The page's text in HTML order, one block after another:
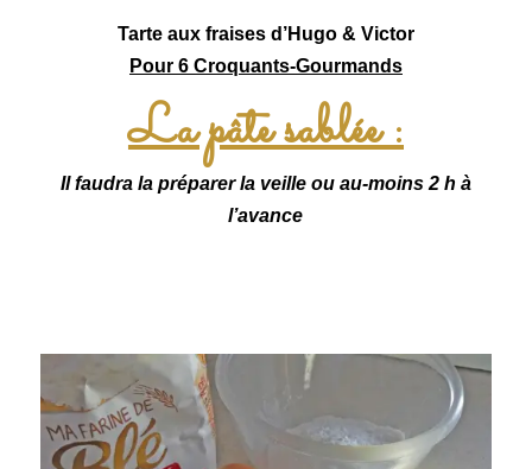
Tarte aux fraises d’Hugo & Victor
Pour 6 Croquants-Gourmands
La pâte sablée :
Il faudra la préparer la veille ou au-moins 2 h à
l’avance